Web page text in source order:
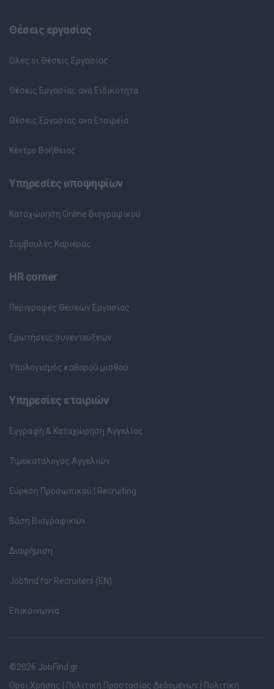
Θέσεις εργασίας
Όλες οι Θέσεις Εργασίας
Θέσεις Εργασίας ανά Ειδικότητα
Θέσεις Εργασίας ανά Εταιρεία
Κέντρο Βοήθειας
Υπηρεσίες υποψηφίων
Καταχώρηση Online Βιογραφικού
Συμβουλές Καριέρας
HR corner
Περιγραφές Θέσεων Εργασίας
Ερωτήσεις συνεντεύξεων
Υπολογισμός καθαρού μισθού
Υπηρεσίες εταιριών
Εγγραφή & Καταχώρηση Αγγελίας
Τιμοκατάλογος Αγγελιών
Εύρεση Προσωπικού | Recruiting
Βάση Βιογραφικών
Διαφήμιση
Jobfind for Recruiters (EN)
Επικοινωνία
©2026 JobFind.gr
Όροι Χρήσης
Πολιτική Προστασίας Δεδομένων Πολιτική